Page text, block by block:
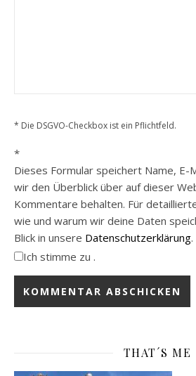
* Die DSGVO-Checkbox ist ein Pflichtfeld.
*
Dieses Formular speichert Name, E-
wir den Überblick über auf dieser
Kommentare behalten. Für
wie und warum wir deine Daten
Blick in unsere Datenschutzerklärung.
Ich stimme zu .
THAT´S ME